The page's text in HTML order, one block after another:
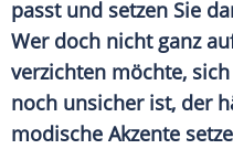
passt und setzen Sie
Wer doch nicht ganz
verzichten möchte,
noch unsicher ist, der
modische Akzente